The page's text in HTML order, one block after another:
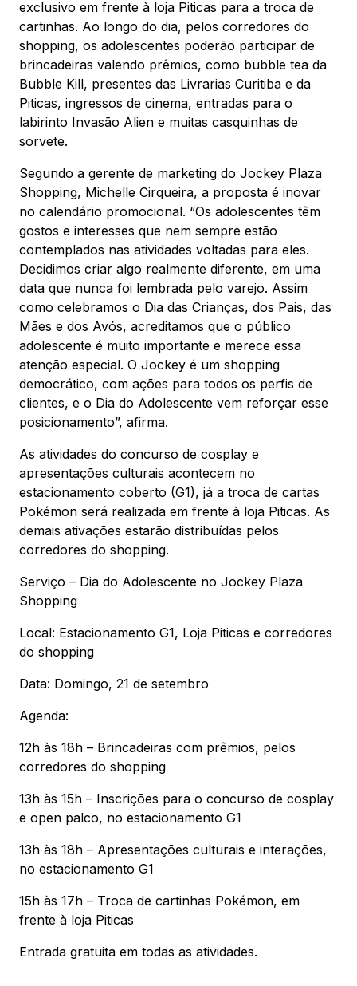
exclusivo em frente à loja Piticas para a troca de
cartinhas. Ao longo do dia, pelos corredores do
shopping, os adolescentes poderão participar de
brincadeiras valendo prêmios, como bubble tea da
Bubble Kill, presentes das Livrarias Curitiba e da
Piticas, ingressos de cinema, entradas para o
labirinto Invasão Alien e muitas casquinhas de
sorvete.
Segundo a gerente de marketing do Jockey Plaza
Shopping, Michelle Cirqueira, a proposta é inovar
no calendário promocional. “Os adolescentes têm
gostos e interesses que nem sempre estão
contemplados nas atividades voltadas para eles.
Decidimos criar algo realmente diferente, em uma
data que nunca foi lembrada pelo varejo. Assim
como celebramos o Dia das Crianças, dos Pais, das
Mães e dos Avós, acreditamos que o público
adolescente é muito importante e merece essa
atenção especial. O Jockey é um shopping
democrático, com ações para todos os perfis de
clientes, e o Dia do Adolescente vem reforçar esse
posicionamento”, afirma.
As atividades do concurso de cosplay e
apresentações culturais acontecem no
estacionamento coberto (G1), já a troca de cartas
Pokémon será realizada em frente à loja Piticas. As
demais ativações estarão distribuídas pelos
corredores do shopping.
Serviço – Dia do Adolescente no Jockey Plaza
Shopping
Local: Estacionamento G1, Loja Piticas e corredores
do shopping
Data: Domingo, 21 de setembro
Agenda:
12h às 18h – Brincadeiras com prêmios, pelos
corredores do shopping
13h às 15h – Inscrições para o concurso de cosplay
e open palco, no estacionamento G1
13h às 18h – Apresentações culturais e interações,
no estacionamento G1
15h às 17h – Troca de cartinhas Pokémon, em
frente à loja Piticas
Entrada gratuita em todas as atividades.